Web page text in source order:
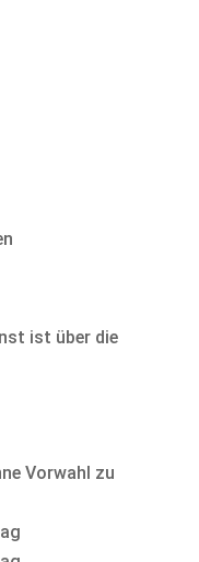
ist über die
Vorwahl zu